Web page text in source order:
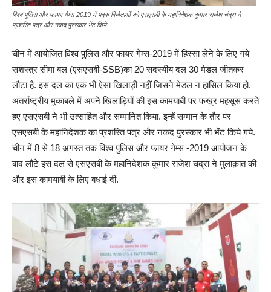
विश्व पुलिस और फायर गेम्स-2019 में पदक विजेताओं को एसएसबी के महानिदेशक कुमार राजेश चंद्रा ने
प्रशस्ति पत्र और नकद पुरस्कार भेंट किये.
चीन में आयोजित विश्व पुलिस और फायर गेम्स-2019 में हिस्सा लेने के लिए गये
सशस्त्र सीमा बल (एसएसबी-SSB)का 20 सदस्यीय दल 30 मेडल जीतकर
लौटा है. इस दल का एक भी ऐसा खिलाड़ी नहीं जिसने मेडल न हासिल किया हो.
अंतर्राष्ट्रीय मुकाबले में अपने खिलाड़ियों की इस कामयाबी पर फख्र महसूस करते
हए एसएसबी ने भी उत्साहित और सम्मानित किया. इन्हें सम्मान के तौर पर
एसएसबी के महानिदेशक का प्रशस्ति पत्र और नकद पुरस्कार भी भेंट किये गये.
चीन में 8 से 18 अगस्त तक विश्व पुलिस और फायर गेम्स -2019 आयोजन के
बाद लौटे इस दल से एसएसबी के महानिदेशक कुमार राजेश चंद्रा ने मुलाक़ात की
और इस कामयाबी के लिए बधाई दी.